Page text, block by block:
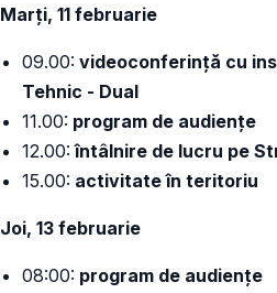
Marți, 11 februarie
09.00: videoconferință cu
Tehnic - Dual
11.00: program de audiențe
12.00:întâlnire de lucru pe
15.00: activitate în teritoriu
Joi, 13 februarie
08:00: program de audiențe